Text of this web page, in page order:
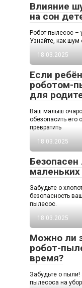
Влияние
на сон
Робот-пылесос –
Узнайте, как шум
18.03.2025
Если
роботом-
для
Ваш малыш
обезопасить его
превратить
18.03.2025
Забудьте о
безопасность
пылесос.
18.03.2025
Можно ли
робот-
время?
Забудьте о пыли!
пылесоса на